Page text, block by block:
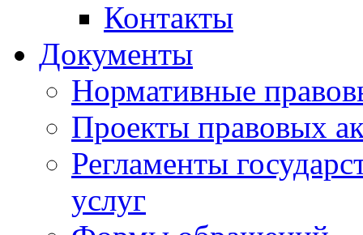
Контакты
Документы
Нормативные
Проекты правовых
Регламенты
услуг